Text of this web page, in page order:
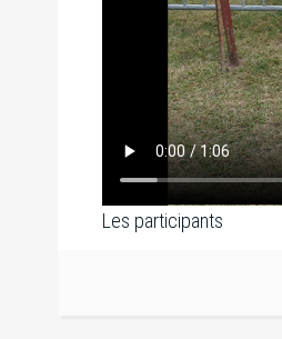
Les participants